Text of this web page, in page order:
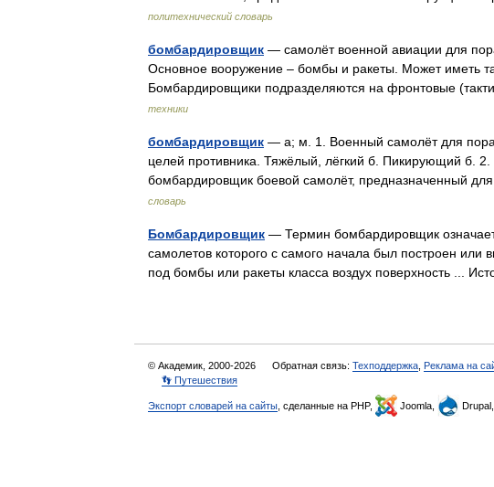
политехнический словарь
бомбардировщик — самолёт военной авиации для
Основное вооружение – бомбы и ракеты. Может иметь
Бомбардировщики подразделяются на фронтовые
техники
бомбардировщик — а; м. 1. Военный самолёт для
целей противника. Тяжёлый, лёгкий б. Пикирующий б.
бомбардировщик боевой самолёт, предназначенный
словарь
Бомбардировщик — Термин бомбардировщик
самолетов которого с самого начала был построен
под бомбы или ракеты класса воздух поверхность ...
© Академик, 2000-2026 Обратная связь: Техподдержка Реклама на
👣 Путешествия
Экспорт словарей на сайты , сделанные на PHP, Joomla, Drupal,